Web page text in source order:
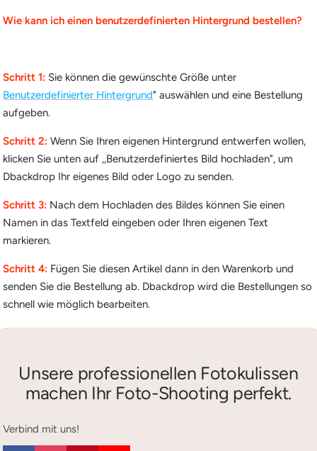
Wie kann ich einen benutzerdefinierten Hintergrund bestellen?
Schritt 1: Sie können die gewünschte Größe unter
Benutzerdefinierter Hintergrund" auswählen und eine Bestellung
aufgeben.
Schritt 2: Wenn Sie Ihren eigenen Hintergrund entwerfen wollen,
klicken Sie unten auf ,,Benutzerdefiniertes Bild hochladen", um
Dbackdrop Ihr eigenes Bild oder Logo zu senden.
Schritt 3: Nach dem Hochladen des Bildes können Sie einen
Namen in das Textfeld eingeben oder Ihren eigenen Text
markieren.
Schritt 4: Fügen Sie diesen Artikel dann in den Warenkorb und
senden Sie die Bestellung ab. Dbackdrop wird die Bestellungen so
schnell wie möglich bearbeiten.
Unsere professionellen Fotokulissen
machen Ihr Foto-Shooting perfekt.
Verbind mit uns!